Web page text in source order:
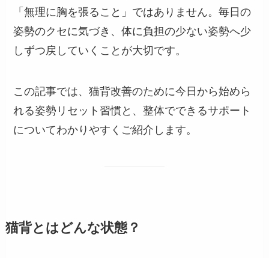
「無理に胸を張ること」ではありません。毎日の
姿勢のクセに気づき、体に負担の少ない姿勢へ少
しずつ戻していくことが大切です。
この記事では、猫背改善のために今日から始めら
れる姿勢リセット習慣と、整体でできるサポート
についてわかりやすくご紹介します。
猫背とはどんな状態？